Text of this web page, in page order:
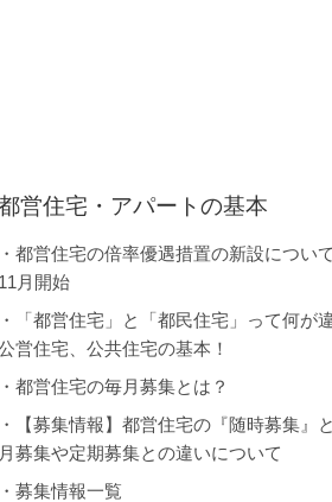
営住宅・アパートの基本
・都営住宅の倍率優遇措置の新設につい
11月開始
・
「都営住宅」と「都民住宅」って何が
営住宅、公共住宅の基本！
・都営住宅の毎月募集とは？
・
【募集情報】都営住宅の『随時募集』
月募集や定期募集との違いについて
・募集情報一覧